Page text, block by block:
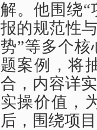
解。 他围绕“
报的规范性
势”等多个核
题案例，将
合，内容详
实操价值，
后，围绕项